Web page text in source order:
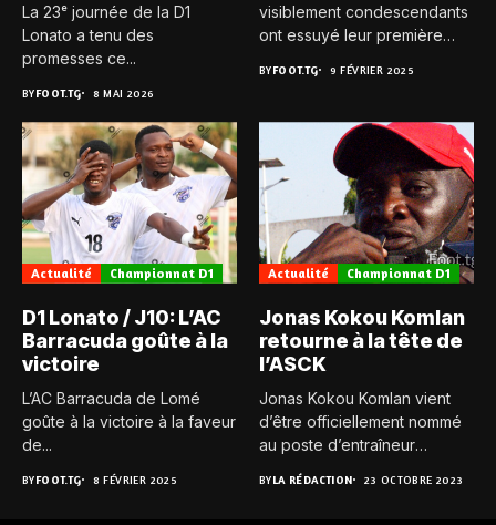
La 23ᵉ journée de la D1
Lonato a tenu des
promesses ce...
BYFOOT.TG 8 MAI 2026
visiblement condescendants
ont essuyé leur première
BYFOOT.TG 9 FÉVRIER 2025
Actualité Championnat D1
D1 Lonato / J10: L’AC
Barracuda goûte à la
victoire
L’AC Barracuda de Lomé
goûte à la victoire à la faveur
de...
BYFOOT.TG 8 FÉVRIER 2025
Actualité Championnat D1
Jonas Kokou Komlan
retourne à la tête de
l’ASCK
Jonas Kokou Komlan vient
d’être officiellement nommé
au poste d’entraîneur
BYLA RÉDACTION 23 OCTOBRE 2023